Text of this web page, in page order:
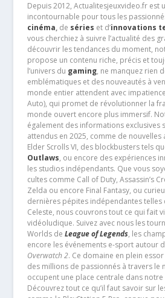
Depuis 2012, Actualitesjeuxvideo.fr est
incontournable pour tous les
cinéma,de séries et d’innovations
vous cherchiez à suivre l’actualité des
découvrir les tendances du moment,
propose un contenu riche, précis et
l’univers du gaming, ne manquez rien
emblématiques et des nouveautés à
monde entier attendent avec impatience
Auto), qui promet de révolutionner la
monde ouvert encore plus immersif.
également des informations exclusives
attendus en 2025, comme de nouvelles
Elder Scrolls VI, des blockbusters tels
Outlaws, ou encore des expériences
les studios indépendants. Que vous
cultes comme Call of Duty, Assassin’s
Zelda ou encore Final Fantasy, ou
dernières pépites indépendantes telles
Celeste, nous couvrons tout ce qui fait
vidéoludique. Suivez avec nous les
Worlds de League of Legends, les
encore les événements e-sport autour
Overwatch 2. Ce domaine en plein
des millions de passionnés à travers le
occupent une place centrale dans
Découvrez tout ce qu’il faut savoir sur